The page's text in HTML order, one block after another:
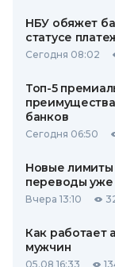
НБУ обяжет
статусе
Сегодня 08:02
Топ-5
банков
Сегодня 06:50
Новые лимиты
переводы уже
Вчера 13:10
Как работает
мужчин
05.08 16:33